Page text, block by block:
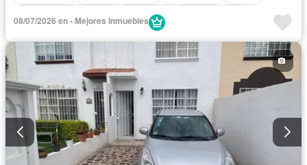
Seguridad
08/07/2026 en - Mejores Inmuebles